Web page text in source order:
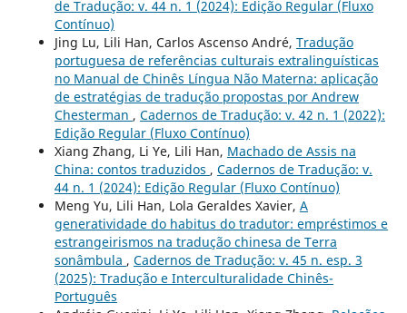
de Tradução: v. 44 n. 1 (2024): Edição Regular (Fluxo
Contínuo)
Jing Lu, Lili Han, Carlos Ascenso André, Tradução
portuguesa de referências culturais extralinguísticas
no Manual de Chinês Língua Não Materna: aplicação
de estratégias de tradução propostas por Andrew
Chesterman , Cadernos de Tradução: v. 42 n. 1 (2022):
Edição Regular (Fluxo Contínuo)
Xiang Zhang, Li Ye, Lili Han, Machado de Assis na
China: contos traduzidos , Cadernos de Tradução: v.
44 n. 1 (2024): Edição Regular (Fluxo Contínuo)
Meng Yu, Lili Han, Lola Geraldes Xavier, A
generatividade do habitus do tradutor: empréstimos e
estrangeirismos na tradução chinesa de Terra
sonâmbula , Cadernos de Tradução: v. 45 n. esp. 3
(2025): Tradução e Interculturalidade Chinês-
Português